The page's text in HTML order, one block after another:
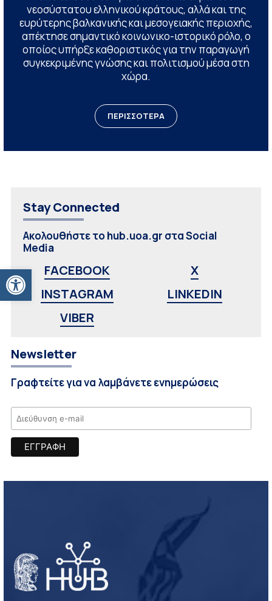
Ανοίξτε τη γραμμή εργαλείων
νεοσύστατου ελληνικού κράτους, αλλά και της
ευρύτερης βαλκανικής και μεσογειακής περιοχής,
απέκτησε σημαντικό κοινωνικο-ιστορικό ρόλο, ο
οποίος υπήρξε καθοριστικός για την παραγωγή
συγκεκριμένης γνώσης και πολιτισμού μέσα στη
χώρα.
ΠΕΡΙΣΣΟΤΕΡΑ
Stay Connected
Ακολουθήστε το hub.uoa.gr στα Social
Media
FACEBOOK
X
INSTAGRAM
LINKEDIN
VIBER
Newsletter
Γραφτείτε για να λαμβάνετε ενημερώσεις